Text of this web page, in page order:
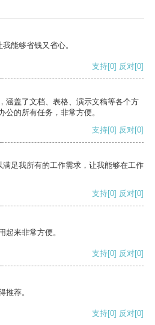
能够省钱又省心。
支持[0] 反对[0]
涵盖了文档、表格、演示文稿等各个方
公的所有任务，非常方便。
支持[0] 反对[0]
足我所有的工作需求，让我能够在工作
支持[0] 反对[0]
起来非常方便。
支持[0] 反对[0]
推荐。
支持[0] 反对[0]